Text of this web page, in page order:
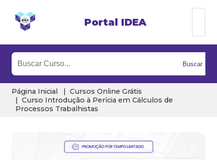
Portal IDEA
Buscar
Página Inicial
Cursos Online Grátis
Curso Introdução à Perícia em Cálculos de
Processos Trabalhistas